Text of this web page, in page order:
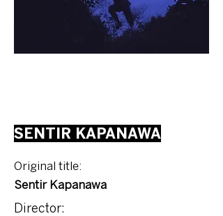
SENTIR KAPANAWA
Original title:
Sentir Kapanawa
Director: